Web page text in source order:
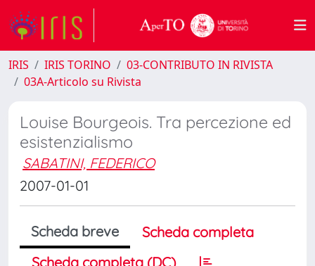
IRIS IRIS TORINO
03-CONTRIBUTO IN RIVISTA
03A-Articolo su Rivista
Louise Bourgeois. Tra percezione ed
esistenzialismo
SABATINI, FEDERICO
2007-01-01
Scheda breve
Scheda completa
Scheda completa (DC)